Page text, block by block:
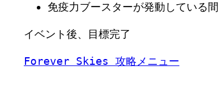
免疫力ブースターが発動している
イベント後、目標完了
Forever Skies 攻略メニュー